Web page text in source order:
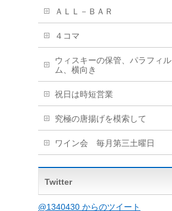
ＡＬＬ－ＢＡＲ
４コマ
ウィスキーの保管、パラフィル
ム、横向き
祝日は時短営業
究極の唐揚げを模索して
ワイン会 毎月第三土曜日
Twitter
@1340430 からのツイート